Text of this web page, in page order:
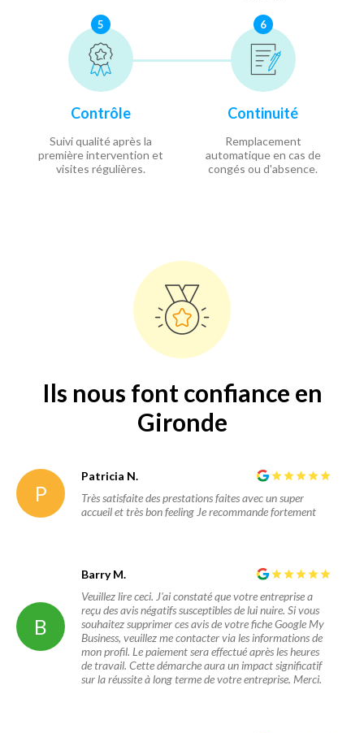
5
Contrôle
Suivi qualité après la
première intervention et
visites régulières.
6
Continuité
Remplacement
automatique en cas de
congés ou d'absence.
Ils nous font confiance en
Gironde
P
Patricia N.
Très satisfaite des prestations faites avec un super
accueil et très bon feeling Je recommande fortement
B
Barry M.
Veuillez lire ceci. J'ai constaté que votre entreprise a
reçu des avis négatifs susceptibles de lui nuire. Si vous
souhaitez supprimer ces avis de votre fiche Google My
Business, veuillez me contacter via les informations de
mon profil. Le paiement sera effectué après les heures
de travail. Cette démarche aura un impact significatif
sur la réussite à long terme de votre entreprise. Merci.